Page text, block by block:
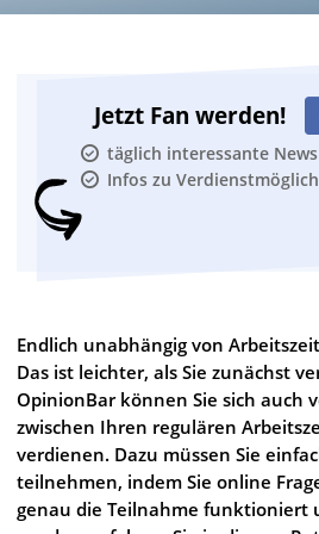
Jetzt Fan werden!
täglich interessante News
Infos zu
Endlich unabhängig von
Das ist leichter, als Sie zunächst
OpinionBar können Sie sich auch
zwischen Ihren regulären
verdienen. Dazu müssen Sie
teilnehmen, indem Sie online
genau die Teilnahme funktioniert